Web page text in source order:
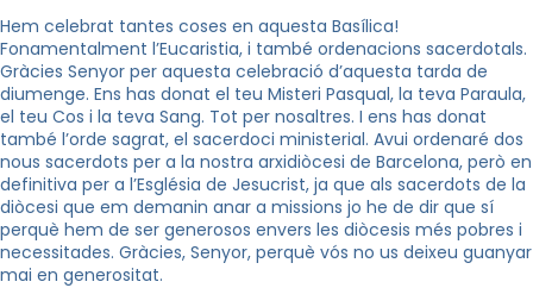
Hem celebrat tantes coses en aquesta Basílica!
Fonamentalment l’Eucaristia, i també ordenacions sacerdotals.
Gràcies Senyor per aquesta celebració d’aquesta tarda de
diumenge. Ens has donat el teu Misteri Pasqual, la teva Paraula,
el teu Cos i la teva Sang. Tot per nosaltres. I ens has donat
també l’orde sagrat, el sacerdoci ministerial. Avui ordenaré dos
nous sacerdots per a la nostra arxidiòcesi de Barcelona, però en
definitiva per a l’Església de Jesucrist, ja que als sacerdots de la
diòcesi que em demanin anar a missions jo he de dir que sí
perquè hem de ser generosos envers les diòcesis més pobres i
necessitades. Gràcies, Senyor, perquè vós no us deixeu guanyar
mai en generositat.